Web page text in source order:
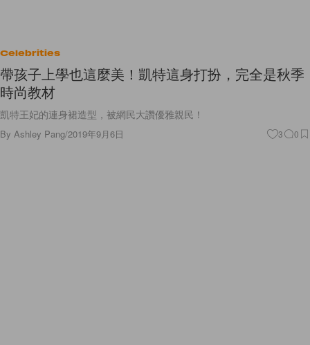
Celebrities
帶孩子上學也這麼美！凱特這身打扮，完全是秋季
時尚教材
凱特王妃的連身裙造型，被網民大讚優雅親民！
By Ashley Pang/2019年9月6日 3 0